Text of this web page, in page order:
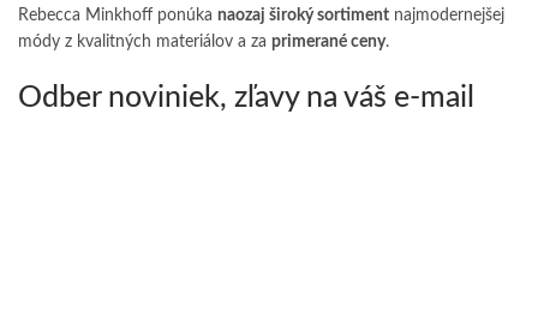
Rebecca Minkhoff ponúka naozaj široký sortiment najmodernejšej
módy z kvalitných materiálov a za primerané ceny.
Odber noviniek, zľavy na váš e-mail